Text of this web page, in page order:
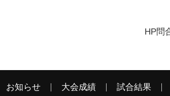
HP問
お知らせ 大会成績 試合結果